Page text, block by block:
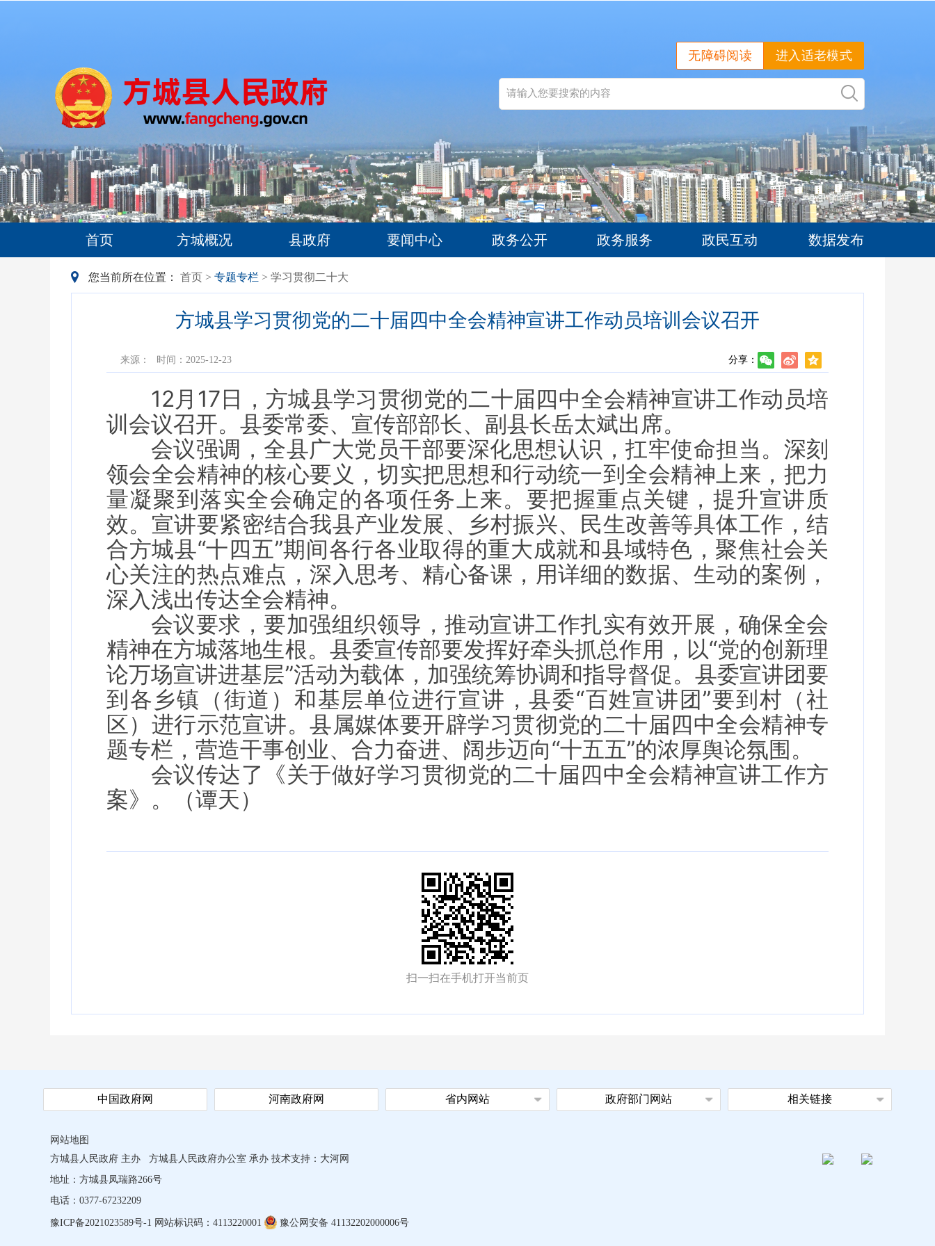
进入适老模式
无障碍阅读
首页 方城概况 县政府 要闻中心 政务公开 政务服务 政民互动 数据发布
您当前所在位置： 首页 > 专题专栏 > 学习贯彻二十大
方城县学习贯彻党的二十届四中全会精神宣讲工作动员培训会议召开
来源： 时间：2025-12-23 分享：
12月17日，方城县学习贯彻党的二十届四中全会精神宣讲工作动员培
训会议召开。县委常委、宣传部部长、副县长岳太斌出席。
会议强调，全县广大党员干部要深化思想认识，扛牢使命担当。深刻
领会全会精神的核心要义，切实把思想和行动统一到全会精神上来，把力
量凝聚到落实全会确定的各项任务上来。要把握重点关键，提升宣讲质
效。宣讲要紧密结合我县产业发展、乡村振兴、民生改善等具体工作，结
合方城县“十四五”期间各行各业取得的重大成就和县域特色，聚焦社会关
心关注的热点难点，深入思考、精心备课，用详细的数据、生动的案例，
深入浅出传达全会精神。
会议要求，要加强组织领导，推动宣讲工作扎实有效开展，确保全会
精神在方城落地生根。县委宣传部要发挥好牵头抓总作用，以“党的创新理
论万场宣讲进基层”活动为载体，加强统筹协调和指导督促。县委宣讲团要
到各乡镇（街道）和基层单位进行宣讲，县委“百姓宣讲团”要到村（社
区）进行示范宣讲。县属媒体要开辟学习贯彻党的二十届四中全会精神专
题专栏，营造干事创业、合力奋进、阔步迈向“十五五”的浓厚舆论氛围。
会议传达了《关于做好学习贯彻党的二十届四中全会精神宣讲工作方
案》。（谭天）
扫一扫在手机打开当前页
中国政府网 河南政府网 省内网站 政府部门网站 相关链接
网站地图
方城县人民政府 主办
方城县人民政府办公室 承办 技术支持： 大河网
地址：方城县凤瑞路266号
电话：0377-67232209
豫ICP备2021023589号-1 网站标识码：4113220001 豫公网安备 41132202000006号